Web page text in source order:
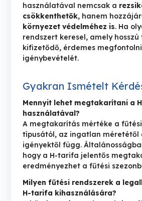
használatával nemcsak a
csökkenthetők, hanem
környezet védelméhez is. Ha
rendszert keresel, amely hosszú
kifizetődő, érdemes
igénybevételét.
Gyakran Ismételt
Mennyit lehet megtakarítani a
használatával?
A megtakarítás mértéke a
típusától, az ingatlan méretétől
igényektől függ.
hogy a H-tarifa jelentős
eredményezhet a fűtési
Milyen fűtési rendszerek a
H-tarifa kihasználására?